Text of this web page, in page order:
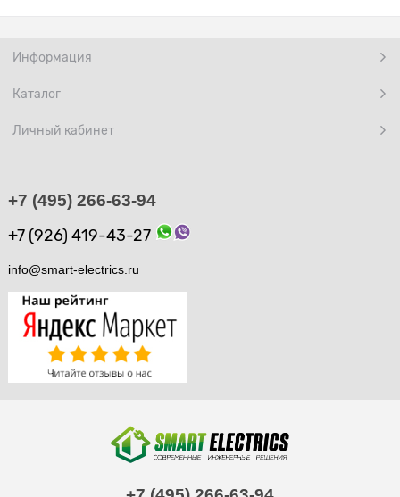
Информация
Каталог
Личный кабинет
+7 (495) 266-63-94
+7 (926) 419-43-27
info@smart-electrics.ru